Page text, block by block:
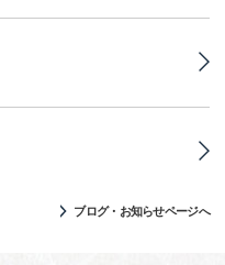
ブログ・お知らせページへ